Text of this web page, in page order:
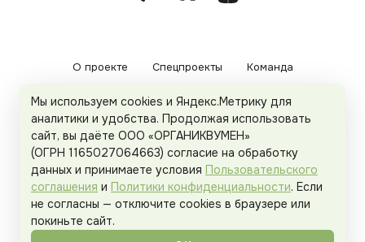
О проекте Спецпроекты Команда
Рекламодателям Политика конфиденциальности
Пользовательское соглашение
Organicwoman.ru . Все права защищены.
Мы используем cookies и Яндекс.Метрику для
аналитики и удобства. Продолжая использовать
сайт, вы даёте ООО «ОРГАНИКВУМЕН»
(ОГРН 1165027064663) согласие на обработку
данных и принимаете условия Пользовательского
соглашения и Политики конфиденциальности. Если
не согласны — отключите cookies в браузере или
покиньте сайт.